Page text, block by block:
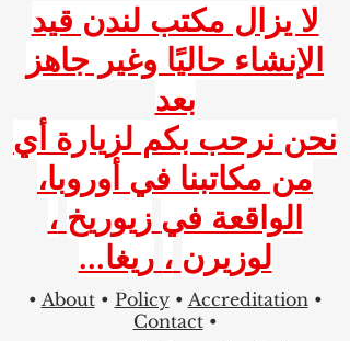
لا يزال مكتب لندن قيد
الإنشاء حاليًا وغير جاهز
بعد
نحن نرحب بكم لزيارة أي
من مكاتبنا في أوروبا،
الواقعة في زيوريخ ،
لوزيرن ، ريغا...
• About• Policy• Accreditation•
Contact•